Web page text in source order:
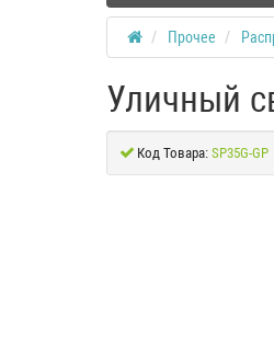
Прочее
Уличный
Код Товара: SP35G-GP